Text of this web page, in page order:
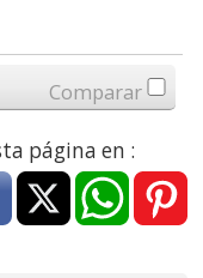
Comparar
página en :